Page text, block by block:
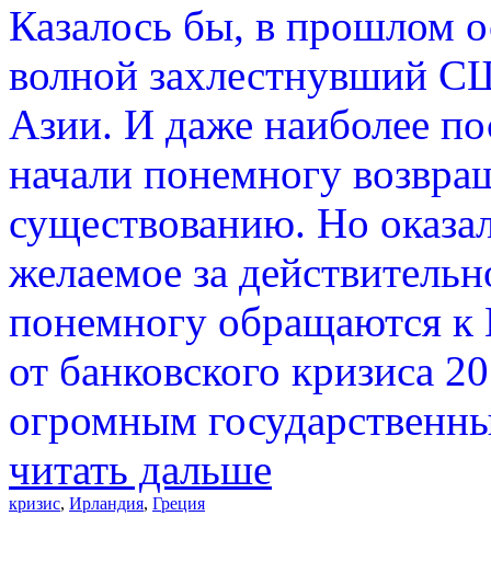
Казалось бы, в прошлом
волной захлестнувший
Азии. И даже наиболее
начали понемногу
существованию. Но
желаемое за
понемногу обращаются к
от банковского кризиса
огромным
читать дальше
кризис, Ирландия, Греция